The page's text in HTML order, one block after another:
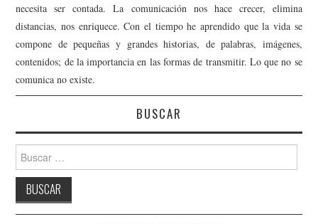
necesita ser contada. La comunicación nos hace crecer, elimina
distancias, nos enriquece. Con el tiempo he aprendido que la vida se
compone de pequeñas y grandes historias, de palabras, imágenes,
contenidos; de la importancia en las formas de transmitir. Lo que no se
comunica no existe.
BUSCAR